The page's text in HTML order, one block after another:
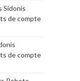
Sidonis
de compte
de compte